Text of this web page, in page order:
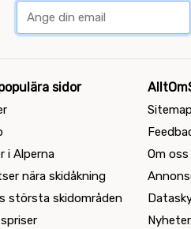
sidor
i Alperna
nära skidåkning
största skidområden
Sitemap
Om oss